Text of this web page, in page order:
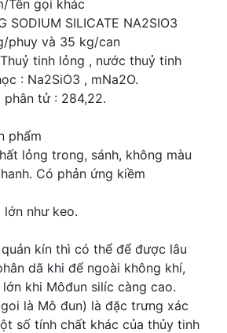
Tên gọi khác
SODIUM SILICATE NA2SIO3
phuy và 35 kg/can
tinh lỏng , nước thuỷ tinh
: Na2SiO3 , mNa2O.
phân tử : 284,22.
phẩm
lỏng trong, sánh, không màu
Có phản ứng kiềm
như keo.
kín thì có thể để được lâu
dã khi để ngoài không khí,
khi Môđun silíc càng cao.
là Mô đun) là đặc trưng xác
số tính chất khác của thủy tinh